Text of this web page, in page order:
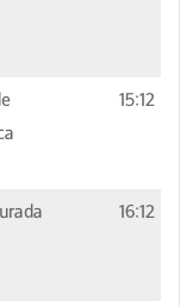
15:12
16:12